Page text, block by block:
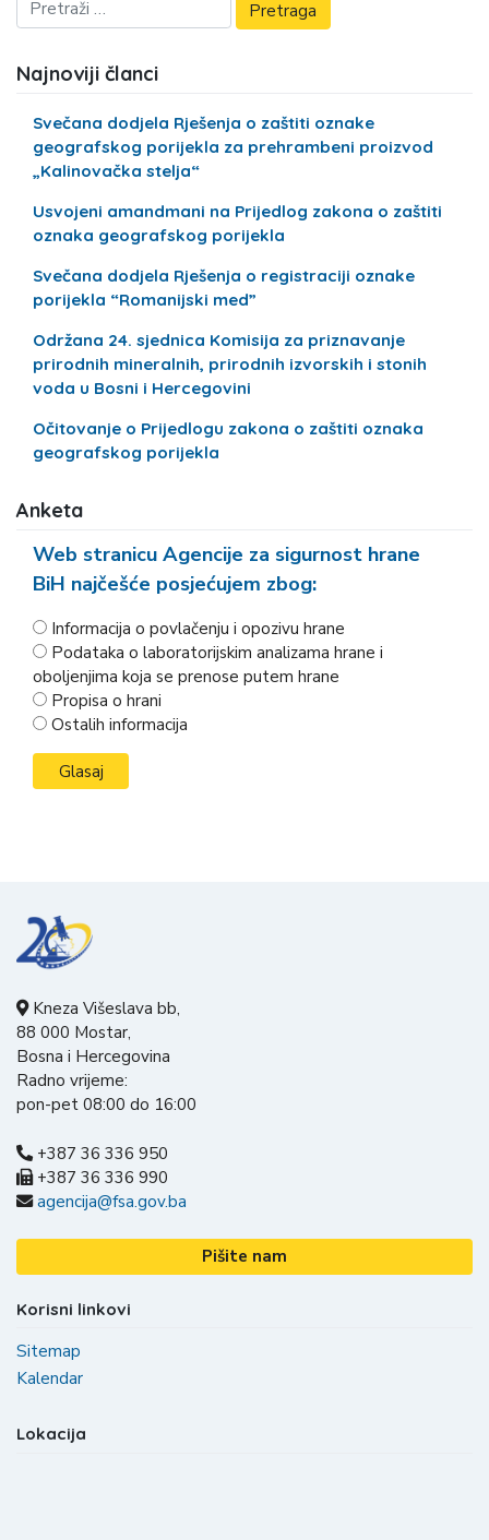
Najnoviji članci
Svečana dodjela Rješenja o zaštiti oznake
geografskog porijekla za prehrambeni proizvod
„Kalinovačka stelja“
Usvojeni amandmani na Prijedlog zakona o zaštiti
oznaka geografskog porijekla
Svečana dodjela Rješenja o registraciji oznake
porijekla “Romanijski med”
Održana 24. sjednica Komisija za priznavanje
prirodnih mineralnih, prirodnih izvorskih i stonih
voda u Bosni i Hercegovini
Očitovanje o Prijedlogu zakona o zaštiti oznaka
geografskog porijekla
Anketa
Web stranicu Agencije za sigurnost hrane
BiH najčešće posjećujem zbog:
Informacija o povlačenju i opozivu hrane
Podataka o laboratorijskim analizama hrane i
oboljenjima koja se prenose putem hrane
Propisa o hrani
Ostalih informacija
Kneza Višeslava bb,
88 000 Mostar,
Bosna i Hercegovina
Radno vrijeme:
pon-pet 08:00 do 16:00
+387 36 336 950
+387 36 336 990
agencija@fsa.gov.ba
Pišite nam
Korisni linkovi
Sitemap
Kalendar
Lokacija